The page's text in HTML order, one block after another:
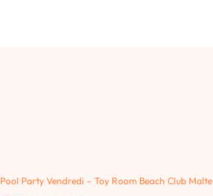
Pool Party Vendredi – Toy Room Beach Club Malte